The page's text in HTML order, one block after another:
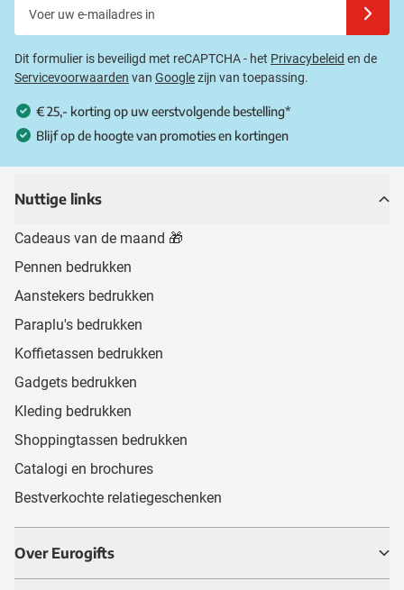
Dit formulier is beveiligd met reCAPTCHA - het Privacybeleid en de
Servicevoorwaarden van Googlezijn van toepassing.
€ 25,- korting op uw eerstvolgende bestelling*
Blijf op de hoogte van promoties en kortingen
Nuttige links
Cadeaus van de maand 🎁
Pennen bedrukken
Aanstekers bedrukken
Paraplu's bedrukken
Koffietassen bedrukken
Gadgets bedrukken
Kleding bedrukken
Shoppingtassen bedrukken
Catalogi en brochures
Bestverkochte relatiegeschenken
Over Eurogifts